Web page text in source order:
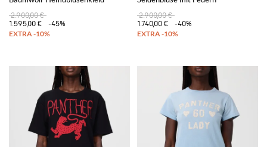
2.900,00 €
1.595,00 €
-45%
2.900,00 €
1.740,00 €
-40%